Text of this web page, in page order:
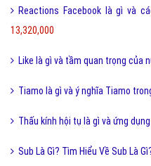
Reactions Facebook là gì và
13,320,000
Like là gì và tầm quan trọng của
Tiamo là gì và ý nghĩa Tiamo
Thấu kính hội tụ là gì và ứng
Sub Là Gì? Tìm Hiểu Về Sub Là